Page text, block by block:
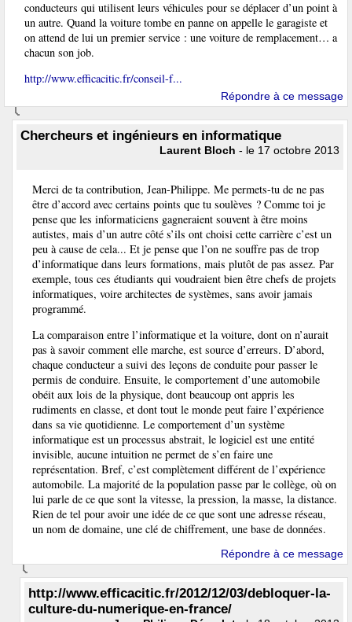
conducteurs qui utilisent leurs véhicules pour se déplacer d’un point à
un autre. Quand la voiture tombe en panne on appelle le garagiste et
on attend de lui un premier service : une voiture de remplacement… a
chacun son job.
http://www.efficacitic.fr/conseil-f...
Répondre à ce message
Chercheurs et ingénieurs en informatique
Laurent Bloch - le 17 octobre 2013
Merci de ta contribution, Jean-Philippe. Me permets-tu de ne pas
être d’accord avec certains points que tu soulèves ? Comme toi je
pense que les informaticiens gagneraient souvent à être moins
autistes, mais d’un autre côté s’ils ont choisi cette carrière c’est un
peu à cause de cela... Et je pense que l’on ne souffre pas de trop
d’informatique dans leurs formations, mais plutôt de pas assez. Par
exemple, tous ces étudiants qui voudraient bien être chefs de projets
informatiques, voire architectes de systèmes, sans avoir jamais
programmé.
La comparaison entre l’informatique et la voiture, dont on n’aurait
pas à savoir comment elle marche, est source d’erreurs. D’abord,
chaque conducteur a suivi des leçons de conduite pour passer le
permis de conduire. Ensuite, le comportement d’une automobile
obéit aux lois de la physique, dont beaucoup ont appris les
rudiments en classe, et dont tout le monde peut faire l’expérience
dans sa vie quotidienne. Le comportement d’un système
informatique est un processus abstrait, le logiciel est une entité
invisible, aucune intuition ne permet de s’en faire une
représentation. Bref, c’est complètement différent de l’expérience
automobile. La majorité de la population passe par le collège, où on
lui parle de ce que sont la vitesse, la pression, la masse, la distance.
Rien de tel pour avoir une idée de ce que sont une adresse réseau,
un nom de domaine, une clé de chiffrement, une base de données.
Répondre à ce message
http://www.efficacitic.fr/2012/12/03/debloquer-la-
culture-du-numerique-en-france/